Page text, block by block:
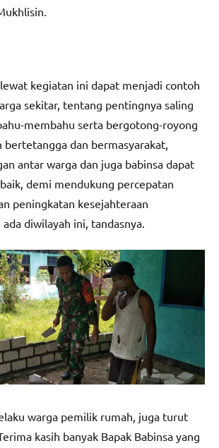
kegiatan ini dapat menjadi contoh
sekitar, tentang pentingnya saling
membahu serta bergotong-royong
bertetangga dan bermasyarakat,
antar warga dan juga babinsa dapat
demi mendukung percepatan
peningkatan kesejahteraan
diwilayah ini, tandasnya.
warga pemilik rumah, juga turut
kasih banyak Bapak Babinsa yang